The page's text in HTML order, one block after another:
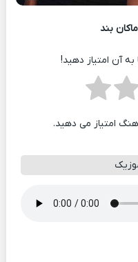
بند
آن امتیاز دهید!
امتیاز می دهید.